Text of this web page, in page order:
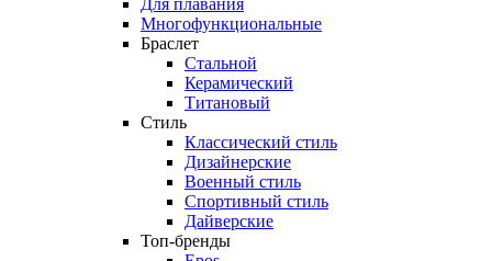
Для плавания
Многофункциональные
Браслет
Стальной
Керамический
Титановый
Стиль
Классический стиль
Дизайнерские
Военный стиль
Спортивный стиль
Дайверские
Топ-бренды